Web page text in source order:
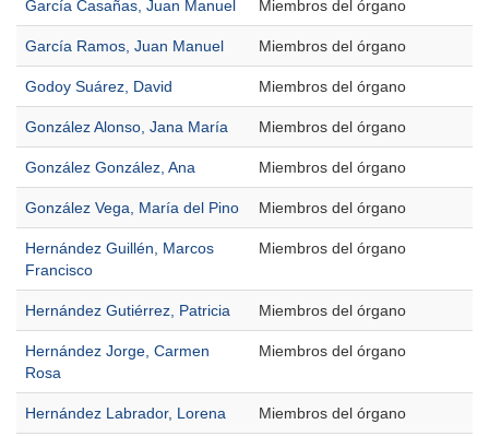
García Casañas, Juan Manuel Miembros del órgano
García Ramos, Juan Manuel Miembros del órgano
Godoy Suárez, David Miembros del órgano
González Alonso, Jana María Miembros del órgano
González González, Ana Miembros del órgano
González Vega, María del Pino Miembros del órgano
Hernández Guillén, Marcos
Francisco
Miembros del órgano
Hernández Gutiérrez, Patricia Miembros del órgano
Hernández Jorge, Carmen
Rosa
Miembros del órgano
Hernández Labrador, Lorena Miembros del órgano